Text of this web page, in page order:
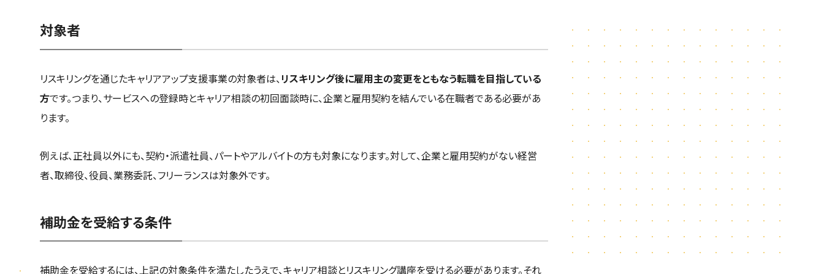
対象者
リスキリングを通じたキャリアアップ支援事業の対象者は、 リスキリング後に雇用主の変更をともなう転職を目指している
方です。つまり、サービスへの登録時とキャリア相談の初回面談時に、企業と雇用契約を結んでいる在職者である必要があ
ります。
例えば、正社員以外にも、契約・派遣社員、パートやアルバイトの方も対象になります。対して、企業と雇用契約がない経営
者、取締役、役員、業務委託、フリーランスは対象外です。
補助金を受給する条件
補助金を受給するには、上記の対象条件を満たしたうえで、キャリア相談とリスキリング講座を受ける必要があります。それ